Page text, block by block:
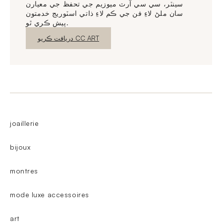
سينٽر، سي سي آرٽ ميوزيم جي تحفظ جي معيارن
سان ملڻ لاءِ فن جي ڪم لاءِ ذاتي اسٽوريج خدمتون
پيش ڪري ٿو.
نئين ونڊو دريافت ڪريو CC ART
joaillerie
bijoux
montres
mode luxe accessoires
art